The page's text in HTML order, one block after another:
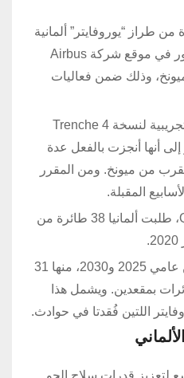
طراز “يوروفايتر” ألمانية
من نسخة Trenche 4 للجمهور في موقع شركة Airbus
وذلك ضمن فعاليات
وحتى الآن، لم تُجر أي رحلة تجريبية لنسخة Trenche 4
إلى أنها أنجزت بالفعل عدة
من ميونخ. ومن المقرر
المقبلة.
وفي إطار مشروع Quadriga، طلبت ألمانيا 38 طائرة من
وكان من المقرر تسليمها بين عامي 2025 و2030، منها 31
بمقعدين. ويشمل هذا
اللتين فُقدتا في حوادث.